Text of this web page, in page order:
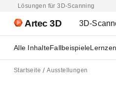
Lösungen für 3D-Scanning
Artec 3D 3D-
Alle InhalteFallbeispiele
Startseite Ausstellungen